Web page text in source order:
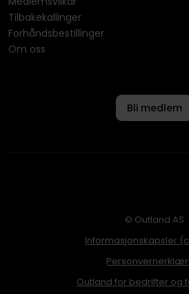
Tilbakekallinger
Forhåndsbestillinger
Om oss
Bli medlem
© Outland AS
Informasjonskapsler
Outland for bedrifter og